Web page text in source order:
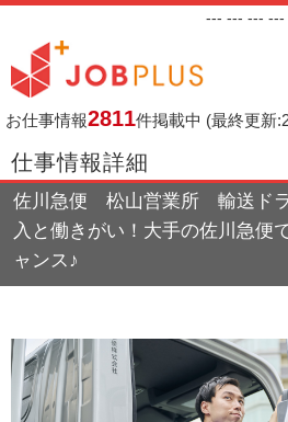
--- --- --- ---
お仕事情報2811件掲載中 (最終更新
仕事情報詳細
佐川急便 松山営業所 輸送ドラ
入と働きがい！大手の佐川急便
ャンス♪